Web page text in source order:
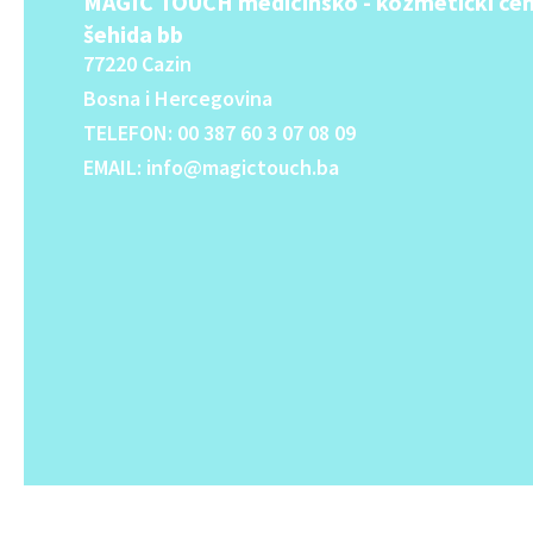
šehida bb
77220 Cazin
Bosna i Hercegovina
TELEFON: 00 387 60 3 07 08 09
EMAIL: info@magictouch.ba